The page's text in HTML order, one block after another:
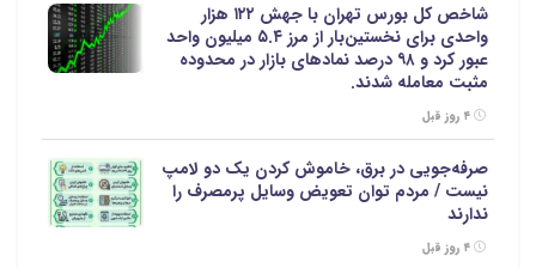
شاخص کل بورس تهران با جهش ۱۲۲ هزار
واحدی برای نخستین‌بار از مرز ۵.۴ میلیون واحد
عبور کرد و ۹۸ درصد نمادهای بازار در محدوده
مثبت معامله شدند.
صرفه‌جویی در برق، خاموش کردن یک دو لامپ
نیست / مردم توان تعویض وسایل پرمصرف را
ندارند